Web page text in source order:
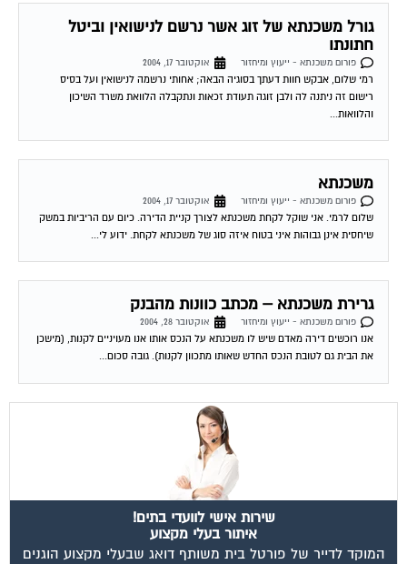
גורל משכנתא של זוג אשר נרשם לנישואין וביטל
חתונתו
פורום משכנתא - ייעוץ ומיחזור
אוקטובר 17, 2004
רמי שלום, אבקש חוות דעתך בסוגיה הבאה; אחותי נרשמה לנישואין ועל בסיס
רישום זה ניתנה לה ולבן זוגה תעודת זכאות ונתקבלה הלוואת משרד השיכון
והלוואות...
משכנתא
פורום משכנתא - ייעוץ ומיחזור
אוקטובר 17, 2004
שלום לרמי. אני שוקל לקחת משכנתא לצורך קניית הדירה. כיום עם הריביות במשק
שיחסית אינן גבוהות איני בטוח איזה סוג של משכנתא לקחת. ידוע לי...
גרירת משכנתא – מכתב כוונות מהבנק
פורום משכנתא - ייעוץ ומיחזור
אוקטובר 28, 2004
אנו רוכשים דירה מאדם שיש לו משכנתא על הנכס אותו אנו מעויניים לקנות, (מישכן
את הבית גם לטובת הנכס החדש שאותו מתכוון לקנות). גובה סכום...
שירות אישי לוועדי בתים!
איתור בעלי מקצוע
המוקד לדייר של פורטל בית משותף דואג שבעלי מקצוע הוגנים